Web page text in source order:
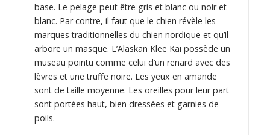
base. Le pelage peut être gris et blanc ou noir et
blanc. Par contre, il faut que le chien révèle les
marques traditionnelles du chien nordique et qu’il
arbore un masque. L’Alaskan Klee Kai possède un
museau pointu comme celui d’un renard avec des
lèvres et une truffe noire. Les yeux en amande
sont de taille moyenne. Les oreilles pour leur part
sont portées haut, bien dressées et garnies de
poils.